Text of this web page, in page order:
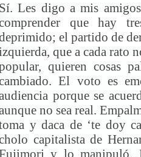
Sí. Les digo a mis
que hay
el partido de
que a cada rato
quieren cosas
El voto es
porque se
no sea real.
y daca de ‘te doy
capitalista de
y lo manipuló.